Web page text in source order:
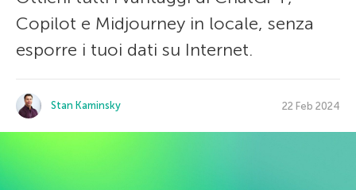
Copilot e Midjourney in locale, senza
esporre i tuoi dati su Internet.
Stan Kaminsky 22 Feb 2024